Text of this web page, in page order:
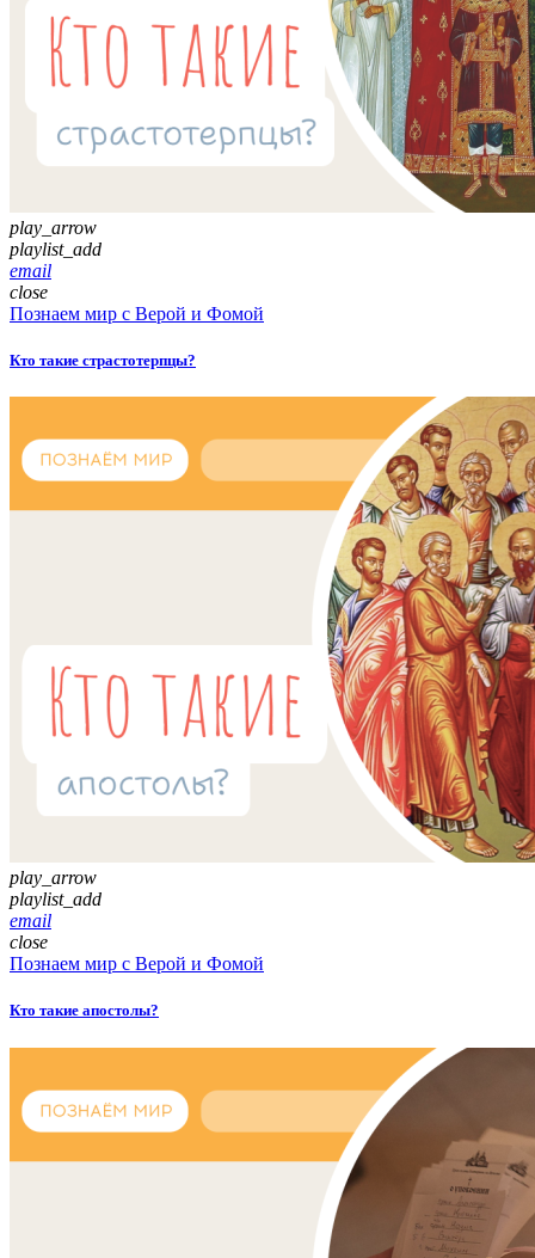
play_arrow
playlist_add
email
close
Познаем мир с Верой и Фомой
Кто такие страстотерпцы?
play_arrow
playlist_add
email
close
Познаем мир с Верой и Фомой
Кто такие апостолы?